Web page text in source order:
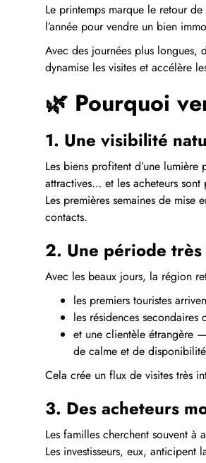
Le printemps marque le retour
l’année pour vendre un bien
Avec des journées plus longues,
dynamise les visites et accélère
🌿 Pourquoi
1. Une visibilité
Les biens profitent d’une
attractives… et les acheteurs
Les premières semaines de
contacts.
2. Une période très
Avec les beaux jours, la région
les premiers touristes
les résidences secondaires
et une clientèle étrangère
de calme et de
Cela crée un flux de visites très
3. Des acheteurs
Les familles cherchent souvent à
Les investisseurs, eux,